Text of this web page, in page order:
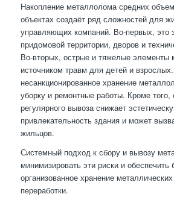
Накопление металлолома средних
объектах создаёт ряд сложностей для
управляющих компаний. Во-первых, это
придомовой территории, дворов и
Во-вторых, острые и тяжелые элементы
источником травм для детей и
несанкционированное хранение
уборку и ремонтные работы. Кроме того,
регулярного вывоза снижает
привлекательность здания и может
жильцов.
Системный подход к сбору и вывозу
минимизировать эти риски и обеспечить
организованное хранение
переработки.